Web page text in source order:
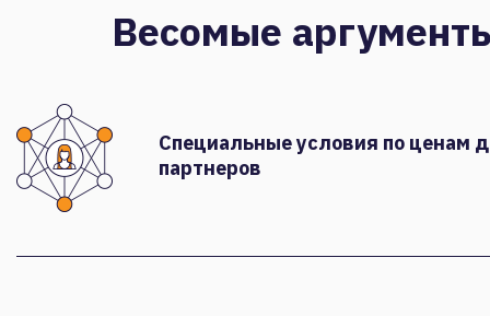
Весомые
Специальные условия по ценам
партнеров